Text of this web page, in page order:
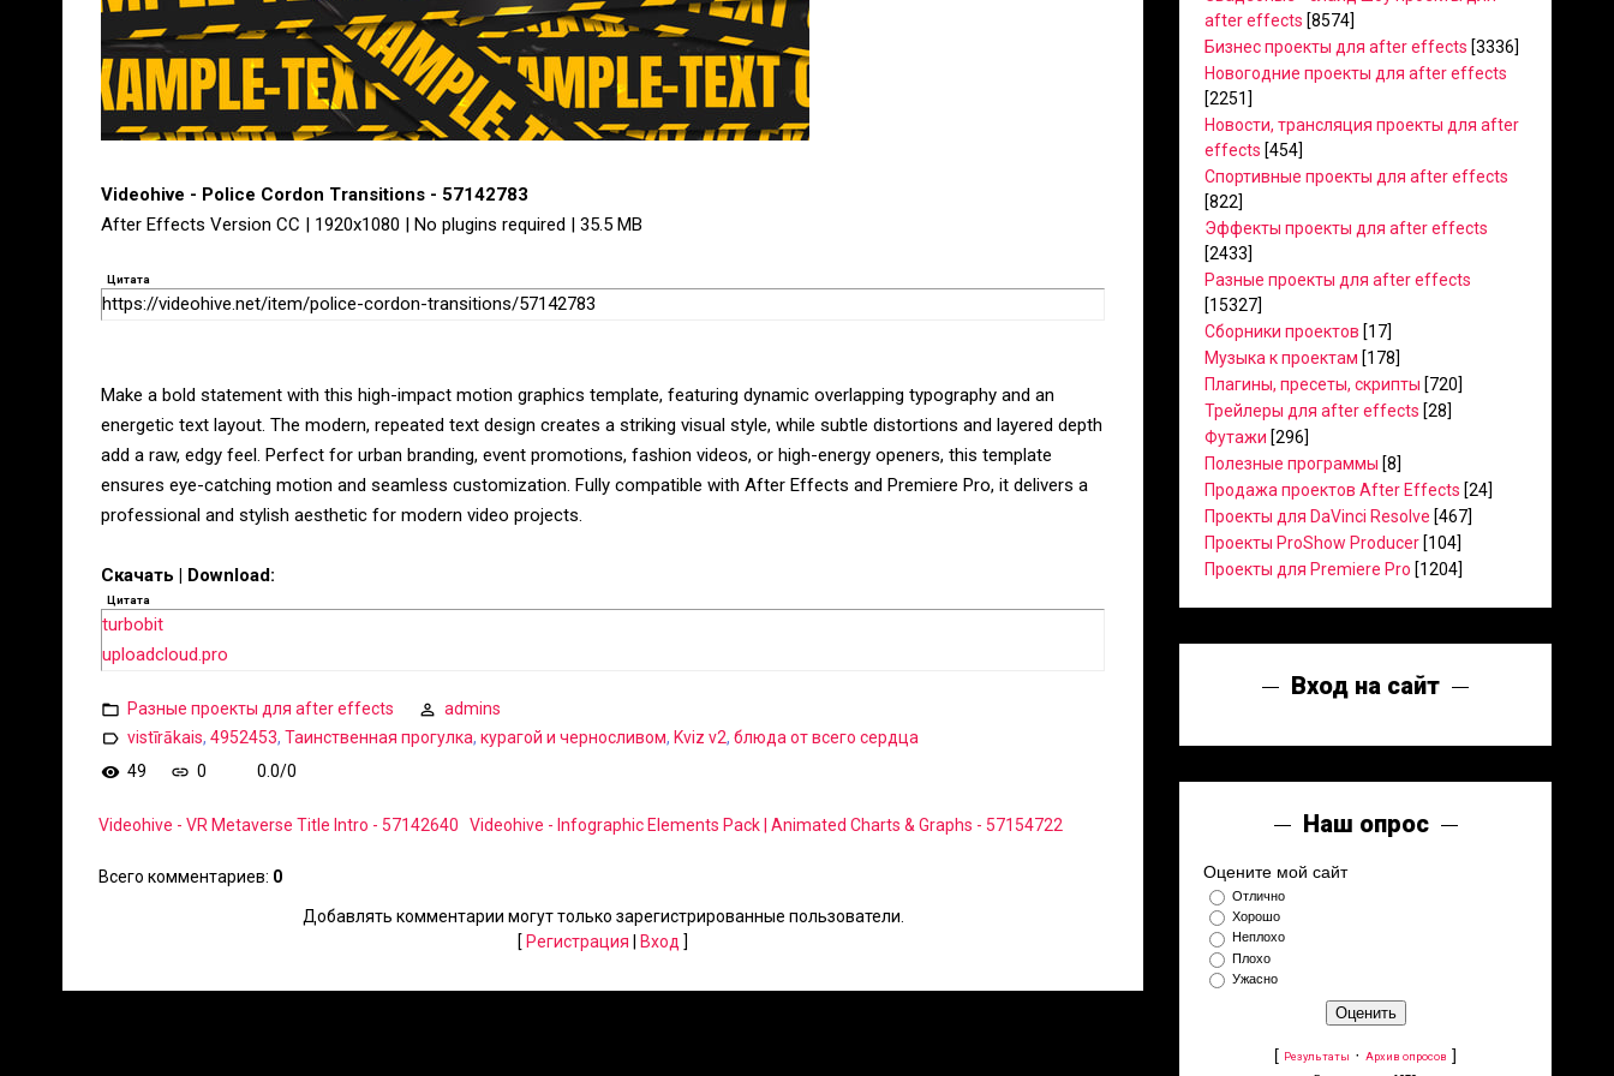
Videohive - Police Cordon Transitions - 57142783
After Effects Version CC | 1920x1080 | No plugins required | 35.5 MB
Цитата
https://videohive.net/item/police-cordon-transitions/57142783
Make a bold statement with this high-impact motion graphics template, featuring dynamic overlapping typography and an
energetic text layout. The modern, repeated text design creates a striking visual style, while subtle distortions and layered depth
add a raw, edgy feel. Perfect for urban branding, event promotions, fashion videos, or high-energy openers, this template
ensures eye-catching motion and seamless customization. Fully compatible with After Effects and Premiere Pro, it delivers a
professional and stylish aesthetic for modern video projects.
Скачать | Download:
Цитата
turbobit
uploadcloud.pro
Разные проекты для after effects
admins
vistīrākais, 4952453, Таинственная прогулка, курагой и черносливом, Kviz v2, блюда от всего сердца
49
0 0.0/0
Videohive - VR Metaverse Title Intro - 57142640 Videohive - Infographic Elements Pack | Animated Charts & Graphs - 57154722
Всего комментариев: 0
Добавлять комментарии могут только зарегистрированные пользователи.
[ Регистрация Вход ]
after effects [8574]
Бизнес проекты для after effects [3336]
Новогодние проекты для after effects
[2251]
Новости, трансляция проекты для after
effects [454]
Спортивные проекты для after effects
[822]
Эффекты проекты для after effects
[2433]
Разные проекты для after effects
[15327]
Сборники проектов [17]
Музыка к проектам [178]
Плагины, пресеты, скрипты [720]
Трейлеры для after effects [28]
Футажи [296]
Полезные программы [8]
Продажа проектов After Effects [24]
Проекты для DaVinci Resolve [467]
Проекты ProShow Producer [104]
Проекты для Premiere Pro [1204]
Вход на сайт
Наш опрос
Оцените мой сайт
Отлично
Хорошо
Неплохо
Плохо
Ужасно
[ Результаты · Архив опросов ]